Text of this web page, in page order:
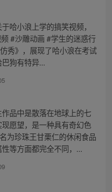
哈小浪上学的搞笑视频，
#沙雕动画 #学生的迷惑行
秀》，展现了哈小浪在考试
狗有特异...
品中是散落在地球上的七
愿望，是一种具有奇幻色
为珍珠王甘栗仁的休闲食品
等方面都完全不同，...